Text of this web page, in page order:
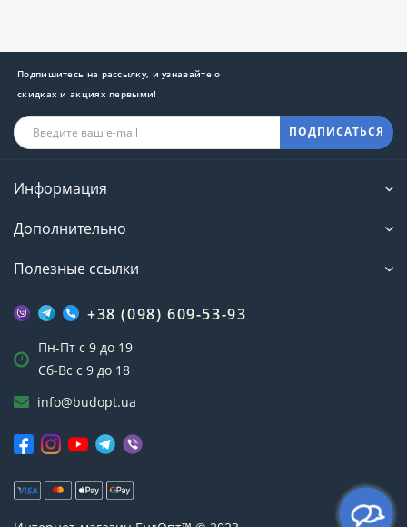
Подпишитесь на рассылку, и узнавайте о
скидках и акциях первыми!
ПОДПИСАТЬСЯ
Информация
Дополнительно
Полезные ссылки
+38 (098) 609-53-93
Пн-Пт с 9 до 19
Сб-Вс с 9 до 18
info@budopt.ua